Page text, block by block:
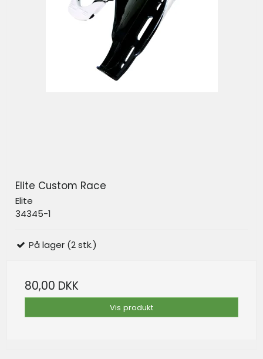
Elite Custom Race
Elite
34345-1
På lager (2 stk.)
80,00 DKK
Vis produkt